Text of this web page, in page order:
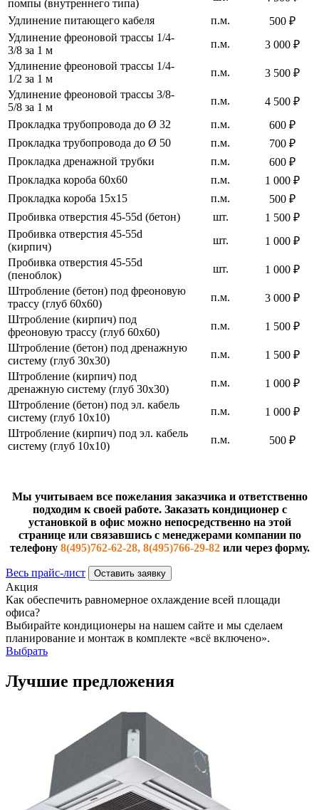
помпы (внутреннего типа)
Удлинение питающего кабеля
п.м.
500 ₽
Удлинение фреоновой трассы 1/4-
3/8 за 1 м
п.м.
3 000 ₽
Удлинение фреоновой трассы 1/4-
1/2 за 1 м
п.м.
3 500 ₽
Удлинение фреоновой трассы 3/8-
5/8 за 1 м
п.м.
4 500 ₽
Прокладка трубопровода до Ø 32
п.м.
600 ₽
Прокладка трубопровода до Ø 50
п.м.
700 ₽
Прокладка дренажной трубки
п.м.
600 ₽
Прокладка короба 60х60
п.м.
1 000 ₽
Прокладка короба 15х15
п.м.
500 ₽
Пробивка отверстия 45-55d (бетон)
шт.
1 500 ₽
Пробивка отверстия 45-55d
(кирпич)
шт.
1 000 ₽
Пробивка отверстия 45-55d
(пеноблок)
шт.
1 000 ₽
Штробление (бетон) под фреоновую
трассу (глуб 60х60)
п.м.
3 000 ₽
Штробление (кирпич) под
фреоновую трассу (глуб 60х60)
п.м.
1 500 ₽
Штробление (бетон) под дренажную
систему (глуб 30х30)
п.м.
1 500 ₽
Штробление (кирпич) под
дренажную систему (глуб 30х30)
п.м.
1 000 ₽
Штробление (бетон) под эл. кабель
систему (глуб 10х10)
п.м.
1 000 ₽
Штробление (кирпич) под эл. кабель
систему (глуб 10х10)
п.м. 500 ₽
Мы учитываем все пожелания заказчика и ответственно
подходим к своей работе. Заказать кондиционер с
установкой в офис можно непосредственно на этой
странице или связавшись с менеджерами компании по
телефону 8(495)762-62-28, 8(495)766-29-82или через форму.
Весь прайс-лист Оставить заявку
Акция
Как обеспечить равномерное охлаждение всей площади
офиса?
Выбирайте кондиционеры на нашем сайте и мы сделаем
планирование и монтаж в комплекте «всё включено».
Выбрать
Лучшие предложения